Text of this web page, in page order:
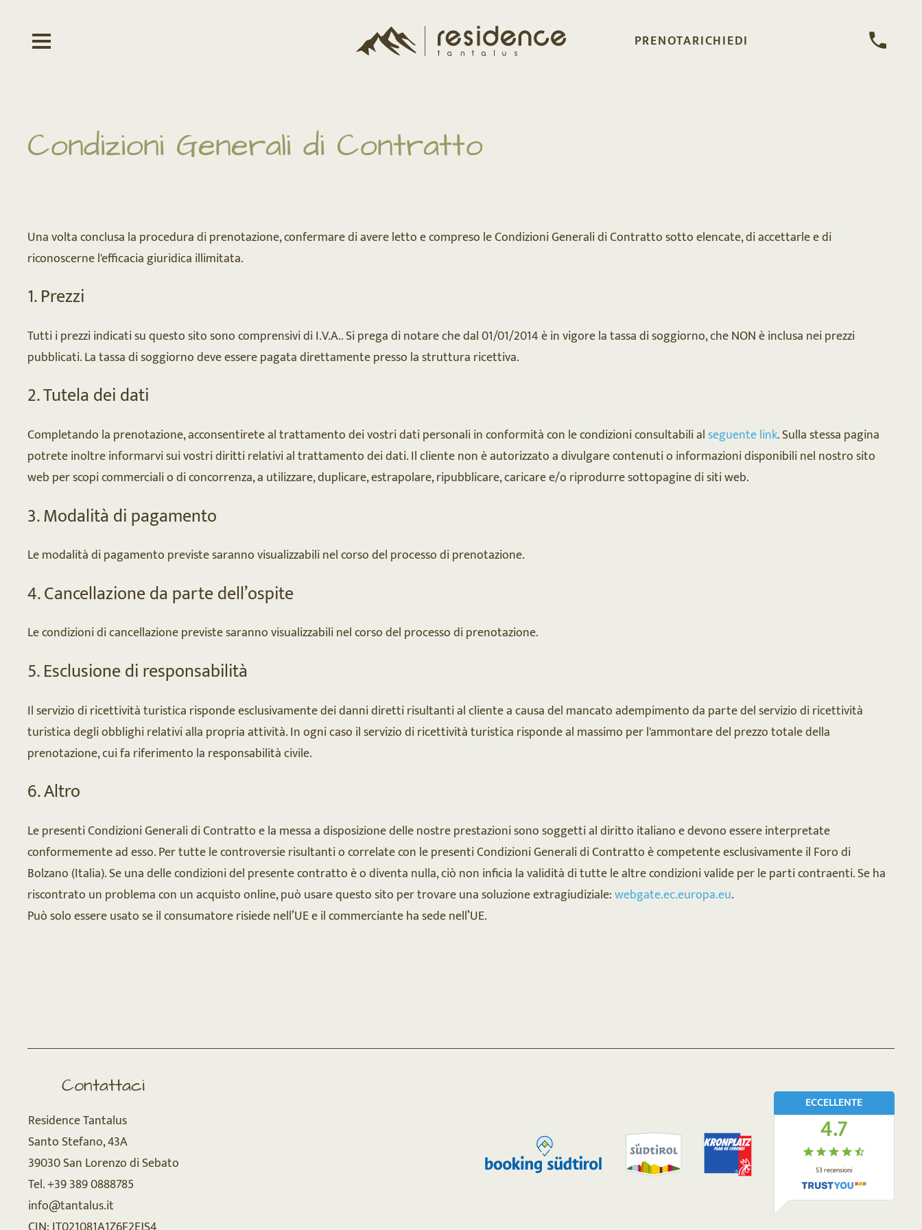
PRENOTARICHIEDI
Condizioni Generali di Contratto
Una volta conclusa la procedura di prenotazione, confermare di avere letto e compreso le Condizioni Generali di Contratto sotto elencate, di accettarle e di
riconoscerne l'efficacia giuridica illimitata.
1. Prezzi
Tutti i prezzi indicati su questo sito sono comprensivi di I.V.A.. Si prega di notare che dal 01/01/2014 è in vigore la tassa di soggiorno, che NON è inclusa nei prezzi
pubblicati. La tassa di soggiorno deve essere pagata direttamente presso la struttura ricettiva.
2. Tutela dei dati
Completando la prenotazione, acconsentirete al trattamento dei vostri dati personali in conformità con le condizioni consultabili alseguente link. Sulla stessa pagina
potrete inoltre informarvi sui vostri diritti relativi al trattamento dei dati. Il cliente non è autorizzato a divulgare contenuti o informazioni disponibili nel nostro sito
web per scopi commerciali o di concorrenza, a utilizzare, duplicare, estrapolare, ripubblicare, caricare e/o riprodurre sottopagine di siti web.
3. Modalità di pagamento
Le modalità di pagamento previste saranno visualizzabili nel corso del processo di prenotazione.
4. Cancellazione da parte dell’ospite
Le condizioni di cancellazione previste saranno visualizzabili nel corso del processo di prenotazione.
5. Esclusione di responsabilità
Il servizio di ricettività turistica risponde esclusivamente dei danni diretti risultanti al cliente a causa del mancato adempimento da parte del servizio di ricettività
turistica degli obblighi relativi alla propria attività. In ogni caso il servizio di ricettività turistica risponde al massimo per l'ammontare del prezzo totale della
prenotazione, cui fa riferimento la responsabilità civile.
6. Altro
Le presenti Condizioni Generali di Contratto e la messa a disposizione delle nostre prestazioni sono soggetti al diritto italiano e devono essere interpretate
conformemente ad esso. Per tutte le controversie risultanti o correlate con le presenti Condizioni Generali di Contratto è competente esclusivamente il Foro di
Bolzano (Italia). Se una delle condizioni del presente contratto è o diventa nulla, ciò non inficia la validità di tutte le altre condizioni valide per le parti contraenti. Se ha
riscontrato un problema con un acquisto online, può usare questo sito per trovare una soluzione extragiudiziale:webgate.ec.europa.eu.
Può solo essere usato se il consumatore risiede nell’UE e il commerciante ha sede nell’UE.
Contattaci
Residence Tantalus
Santo Stefano, 43A
39030 San Lorenzo di Sebato
Tel. +39 389 0888785
info@tantalus.it
ECCELLENTE
4.7
53recensioni